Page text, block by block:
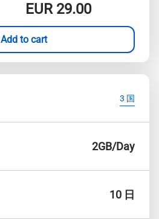
EUR29.00
Add to cart
3 国
2GB/Day
10 日